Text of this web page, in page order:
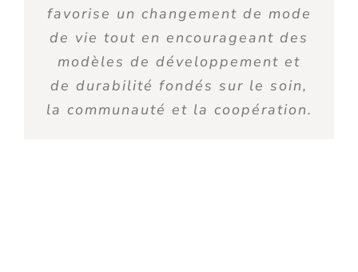
favorise un changement de mode
de vie tout en encourageant des
modèles de développement et
de durabilité fondés sur le soin,
la communauté et la coopération.